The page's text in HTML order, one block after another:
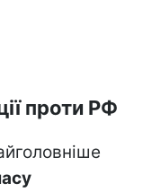
проти РФ